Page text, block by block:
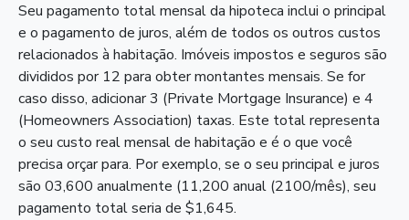
Seu pagamento total mensal da hipoteca inclui o principal
e o pagamento de juros, além de todos os outros custos
relacionados à habitação. Imóveis impostos e seguros são
divididos por 12 para obter montantes mensais. Se for
caso disso, adicionar 3 (Private Mortgage Insurance) e 4
(Homeowners Association) taxas. Este total representa
o seu custo real mensal de habitação e é o que você
precisa orçar para. Por exemplo, se o seu principal e juros
são 03,600 anualmente (11,200 anual (2100/mês), seu
pagamento total seria de $1,645.